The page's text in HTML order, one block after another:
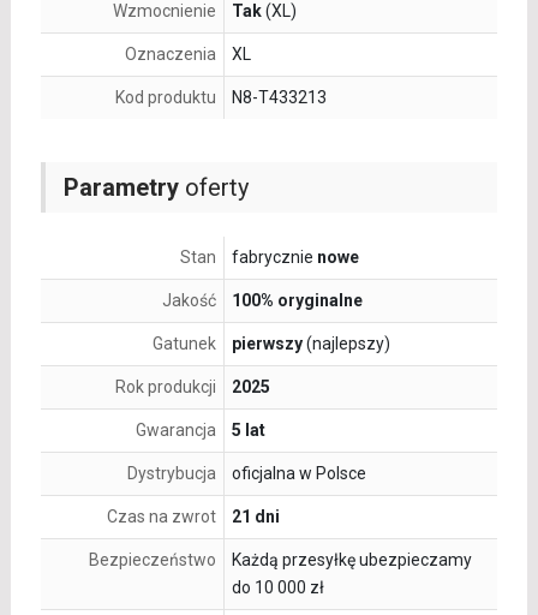
Parametryoferty
Stan fabrycznie nowe
Jakość 100% oryginalne
Gatunek pierwszy(najlepszy)
Rok produkcji 2025
Gwarancja 5 lat
Dystrybucja oficjalna w Polsce
Czas na zwrot 21 dni
Bezpieczeństwo
Każdą przesyłkę ubezpieczamy
do 10 000 zł
Wzmocnienie Tak(XL)
Oznaczenia XL
Kod produktu N8-T433213